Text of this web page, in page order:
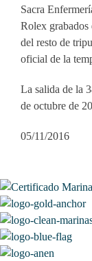
Sacra
Rolex grabados
del resto de
oficial de la
La salida de la
de octubre de
05/11/2016